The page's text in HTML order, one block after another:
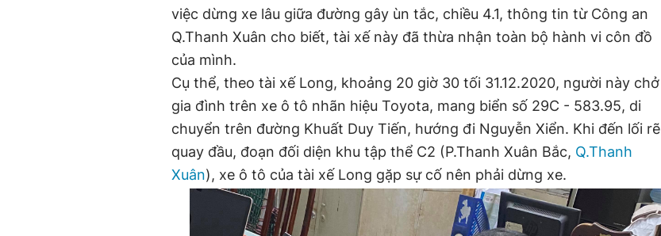
việc dừng xe lâu giữa đường gây ùn tắc, chiều 4.1, thông tin từ Công an
Q.Thanh Xuân cho biết, tài xế này đã thừa nhận toàn bộ hành vi côn đồ
của mình.
Cụ thể, theo tài xế Long, khoảng 20 giờ 30 tối 31.12.2020, người này chở
gia đình trên xe ô tô nhãn hiệu Toyota, mang biển số 29C - 583.95, di
chuyển trên đường Khuất Duy Tiến, hướng đi Nguyễn Xiển. Khi đến lối rẽ
quay đầu, đoạn đối diện khu tập thể C2 (P.Thanh Xuân Bắc, Q.Thanh
Xuân), xe ô tô của tài xế Long gặp sự cố nên phải dừng xe.